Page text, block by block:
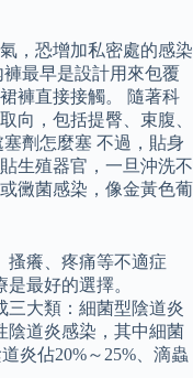
，恐增加私密處的感染
最早是設計用來包覆
褲直接接觸。 隨著科
向，包括提臀、束腹、
劑怎麼塞 不過，貼身
生殖器官，一旦沖洗不
黴菌感染，像金黃色葡
搔癢、疼痛等不適症
最好的選擇。
三大類：細菌型陰道炎
陰道炎感染，其中細菌
炎佔20%～25%、滴蟲